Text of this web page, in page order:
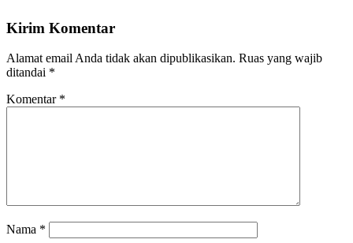
Kirim Komentar
Alamat email Anda tidak akan dipublikasikan. Ruas yang wajib
ditandai *
Komentar *
Nama *